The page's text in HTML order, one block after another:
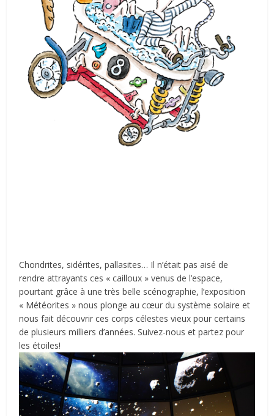
Chondrites, sidérites, pallasites… Il n’était pas aisé de
rendre attrayants ces « cailloux » venus de l’espace,
pourtant grâce à une très belle scénographie, l’exposition
« Météorites » nous plonge au cœur du système solaire et
nous fait découvrir ces corps célestes vieux pour certains
de plusieurs milliers d’années. Suivez-nous et partez pour
les étoiles!